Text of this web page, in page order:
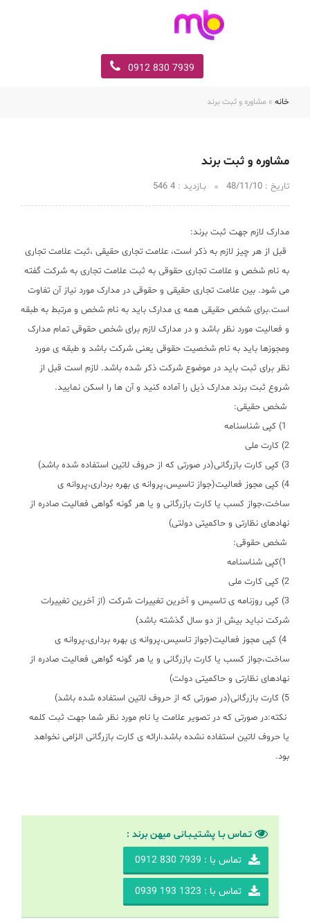
7939 830 0912
خانه » مشاوره و ثبت برند
مشاوره و ثبت برند
تاریخ :‌ 48/11/10 بـازدید : 4 546
مدارک لازم جهت ثبت برند:
قبل از هر چیز لازم به ذکر است، علامت تجاری حقیقی ،ثبت علامت تجاری
به نام شخص و علامت تجاری حقوقی به ثبت علامت تجاری به شرکت گفته
می شود. بین علامت تجاری حقیقی و حقوقی در مدارک مورد نیاز آن تفاوت
است.برای شخص حقیقی همه ی مدارک باید به نام شخص و مرتبط به طبقه
و فعالیت مورد نظر باشد و در مدارک لازم برای شخص حقوقی تمام مدارک
ومجوزها باید به نام شخصیت حقوقی یعنی شرکت باشد و طبقه ی مورد
نظر برای ثبت باید در موضوع شرکت ذکر شده باشد. لازم است قبل از
شروع ثبت برند مدارک ذیل را آماده کنید و آن ها را اسکن نمایید.
شخص حقیقی:
1) کپی شناسنامه
2) کارت ملی
3) کپی کارت بازرگانی(در صورتی که از حروف لاتین استفاده شده باشد)
4) کپی مجوز فعالیت(جواز تاسیس،پروانه ی بهره برداری،پروانه ی
ساخت،جواز کسب یا کارت بازرگانی و یا هر گونه گواهی فعالیت صادره از
نهادهای نظارتی و حاکمیتی دولتی)
شخص حقوقی:
1) کپی شناسنامه
2) کپی کارت ملی
3) کپی روزنامه ی تاسیس و آخرین تغییرات شرکت (از آخرین تغییرات
شرکت نباید بیش از دو سال گذشته باشد)
4) کپی مجوز فعالیت(جواز تاسیس،پروانه ی بهره برداری،پروانه ی
ساخت،جواز کسب یا کارت بازرگانی و یا هر گونه گواهی فعالیت صادره از
نهادهای نظارتی و حاکمیتی دولت)
5) کارت بازرگانی(در صورتی که از حروف لاتین استفاده شده باشد)
نکته:در صورتی که در تصویر علامت یا نام مورد نظر شما جهت ثبت کلمه
یا حروف لاتین استفاده نشده باشد،ارائه ی کارت بازرگانی الزامی نخواهد
بود.
تـماس بـا پشـتیـبـانی میهن برند :
تماس با : 7939 830 0912
تماس با : 1323 193 0939